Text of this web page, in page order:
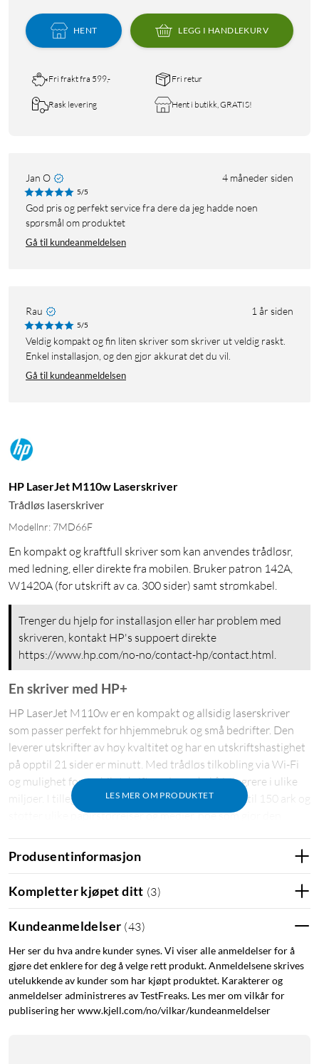
HENT LEGG I HANDLEKURV
Fri frakt fra 599,- Fri retur
Rask levering Hent i butikk, GRATIS!
Jan O 4 måneder siden
5/5
God pris og perfekt service fra dere da jeg hadde noen
spørsmål om produktet
Gå til kundeanmeldelsen
Rau 1 år siden
5/5
Veldig kompakt og fin liten skriver som skriver ut veldig raskt.
Enkel installasjon, og den gjør akkurat det du vil.
Gå til kundeanmeldelsen
HP LaserJet M110w Laserskriver
Trådløs laserskriver
Modellnr: 7MD66F
En kompakt og kraftfull skriver som kan anvendes trådløsr,
med ledning, eller direkte fra mobilen. Bruker patron 142A,
W1420A (for utskrift av ca. 300 sider) samt strømkabel.
Trenger du hjelp for installasjon eller har problem med
skriveren, kontakt HP's suppoert direkte
https://www.hp.com/no-no/contact-hp/contact.html.
LES MER OM PRODUKTET
En skriver med HP+
HP LaserJet M110w er en kompakt og allsidig laserskriver
som passer perfekt for hhjemmebruk og små bedrifter. Den
leverer utskrifter av høy kvaltitet og har en utskriftshastighet
på opptil 21 sider er minutt. Med trådløs tilkobling via Wi-Fi
og mulighet for mobilutskrift, er den enkel å integrere i ulike
miljøer. I tillegg har den en papirkapasitiet på opptil 150 ark og
støtter ulike papirstørrelser og medier, noe som gjør den
Type: Monokrom (svart/hvit) laserskriver
Utskriftshastighet: Opptil 21 sider per minutt
Oppløsing: 600 x 600 dpi
Tilkobling: WiFi, USB
Støtte for mobilutskrift: HP Smart-app, Apple AirPrint,
Mopria
Mål: 346 x 189 x 159 mm
Vekt: 3,8 kg
Produsentinformasjon
Kompletter kjøpet ditt (3)
Kundeanmeldelser (43)
Her ser du hva andre kunder synes. Vi viser alle anmeldelser for å
gjøre det enklere for deg å velge rett produkt. Anmeldelsene skrives
utelukkende av kunder som har kjøpt produktet. Karakterer og
anmeldelser administreres av TestFreaks. Les mer om vilkår for
publisering her www.kjell.com/no/vilkar/kundeanmeldelser